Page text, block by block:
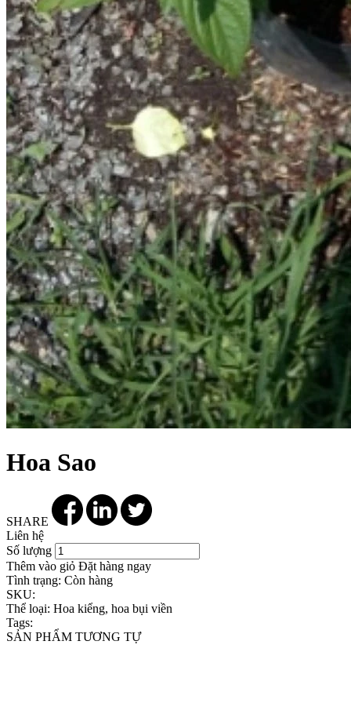
Hoa Sao
SHARE
Liên hệ
Số lượng
Thêm vào giỏ Đặt hàng ngay
Tình trạng: Còn hàng
SKU:
Thể loại: Hoa kiểng, hoa bụi viền
Tags:
SẢN PHẨM TƯƠNG TỰ